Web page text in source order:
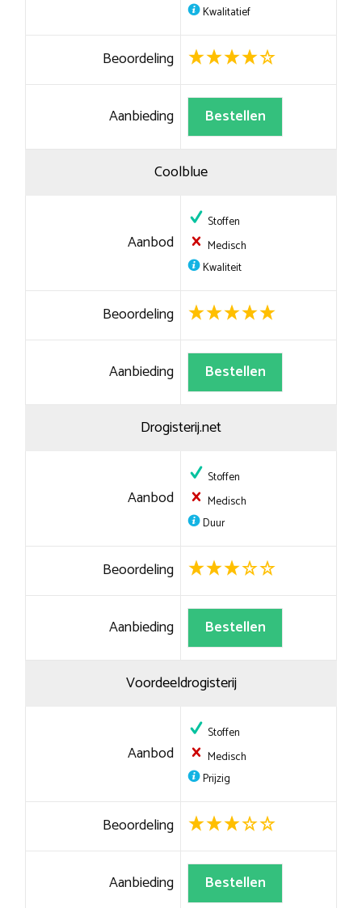
Kwalitatief
Beoordeling
Aanbieding Bestellen
Coolblue
Aanbod
Stoffen
Medisch
Kwaliteit
Beoordeling
Aanbieding Bestellen
Drogisterij.net
Aanbod
Stoffen
Medisch
Duur
Beoordeling
Aanbieding Bestellen
Voordeeldrogisterij
Aanbod
Stoffen
Medisch
Prijzig
Beoordeling
Aanbieding Bestellen